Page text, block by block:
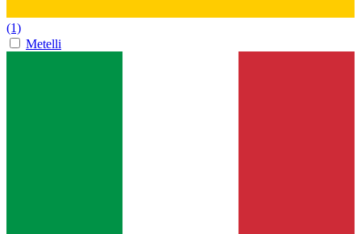
(1)
Metelli